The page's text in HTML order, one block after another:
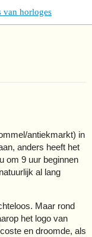
van horloges
antiekmarkt) in
anders heeft het
om 9 uur beginnen
al lang
Maar rond
het logo van
en droomde, als